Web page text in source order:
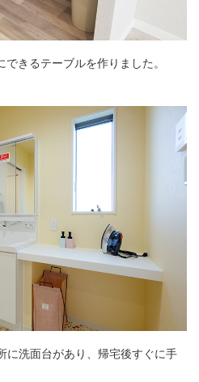
きるテーブルを作りました。
に洗面台があり、帰宅後すぐに手